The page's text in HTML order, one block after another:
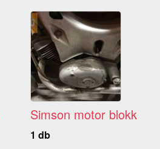
Simson motor blokk
1 db